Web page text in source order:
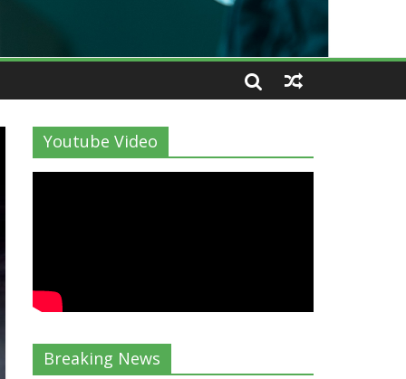
Youtube Video
Breaking News